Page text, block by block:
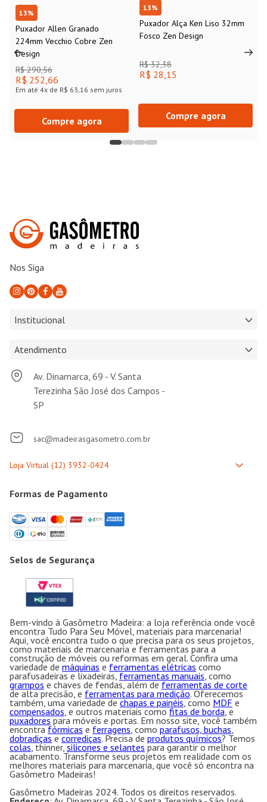
13%
Puxador Allen Granado
224mm Vecchio Cobre Zen
Design
R$ 290,56
R$ 252,66
Em até 4x de R$ 63,16 sem juros
Compre agora
13%
Puxador Alça Ken Liso 32mm
Fosco Zen Design
R$ 32,38
R$ 28,15
Compre agora
Nos Siga
Institucional
Atendimento
Av. Dinamarca, 69 - V. Santa
Terezinha São José dos Campos -
SP
sac@madeirasgasometro.com.br
Formas de Pagamento
Selos de Segurança
Bem-vindo à Gasômetro Madeira: a loja referência onde você
encontra Tudo Para Seu Móvel, materiais para marcenaria!
Aqui, você encontra tudo o que precisa para os seus projetos,
como materiais de marcenaria e ferramentas para a
construção de móveis ou reformas em geral. Confira uma
variedade de máquinas e ferramentas elétricas como
parafusadeiras e lixadeiras,ferramentas manuais , como
grampos e chaves de fendas, além deferramentas de corte
de alta precisão, e ferramentas para medição. Oferecemos
também, uma variedade dechapas e painéis, como MDF e
compensados , e outros materiais comofitas de borda, e
puxadorespara móveis e portas. Em nosso site, você também
encontrafórmicas e ferragens , como parafusos, buchas
dobradiçasecorrediças. Precisa de produtos químicos? Temos
colas, thinner,silicones e selantes para garantir o melhor
acabamento. Transforme seus projetos em realidade com os
melhores materiais para marcenaria, que você só encontra na
Gasômetro Madeiras!
Gasômetro Madeiras 2024. Todos os direitos reservados.